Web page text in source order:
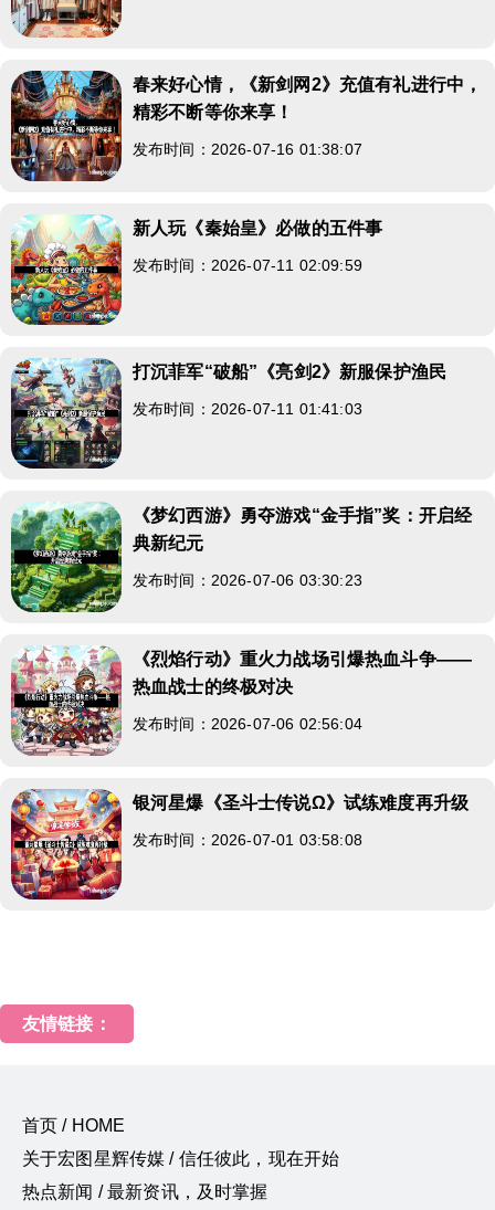
春来好心情，《新剑网2》充值有礼进行中，
精彩不断等你来享！
发布时间：2026-07-16 01:38:07
新人玩《秦始皇》必做的五件事
发布时间：2026-07-11 02:09:59
打沉菲军“破船”《亮剑2》新服保护渔民
发布时间：2026-07-11 01:41:03
《梦幻西游》勇夺游戏“金手指”奖：开启经
典新纪元
发布时间：2026-07-06 03:30:23
《烈焰行动》重火力战场引爆热血斗争——
热血战士的终极对决
发布时间：2026-07-06 02:56:04
银河星爆《圣斗士传说Ω》试练难度再升级
发布时间：2026-07-01 03:58:08
友情链接：
首页 / HOME
关于宏图星辉传媒 / 信任彼此，现在开始
热点新闻 / 最新资讯，及时掌握